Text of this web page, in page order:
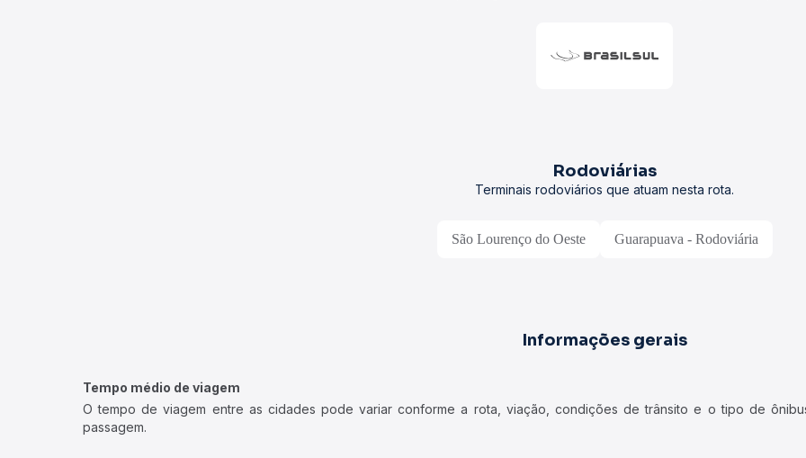
Rodoviárias
Terminais rodoviários que atuam nesta rota.
São Lourenço do Oeste Guarapuava - Rodoviária
Informações gerais
Tempo médio de viagem
O tempo de viagem entre as cidades pode variar conforme a rota, viação, condições de trânsito e o tipo de
passagem.